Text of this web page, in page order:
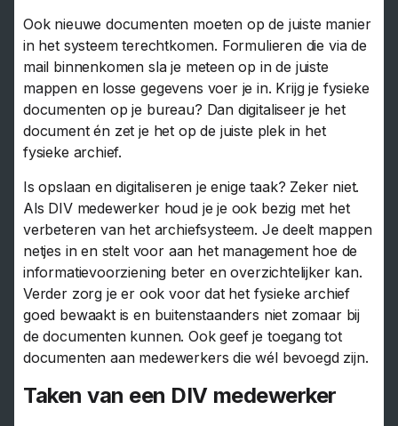
Ook nieuwe documenten moeten op de juiste manier
in het systeem terechtkomen. Formulieren die via de
mail binnenkomen sla je meteen op in de juiste
mappen en losse gegevens voer je in. Krijg je fysieke
documenten op je bureau? Dan digitaliseer je het
document én zet je het op de juiste plek in het
fysieke archief.
Is opslaan en digitaliseren je enige taak? Zeker niet.
Als DIV medewerker houd je je ook bezig met het
verbeteren van het archiefsysteem. Je deelt mappen
netjes in en stelt voor aan het management hoe de
informatievoorziening beter en overzichtelijker kan.
Verder zorg je er ook voor dat het fysieke archief
goed bewaakt is en buitenstaanders niet zomaar bij
de documenten kunnen. Ook geef je toegang tot
documenten aan medewerkers die wél bevoegd zijn.
Taken van een DIV medewerker